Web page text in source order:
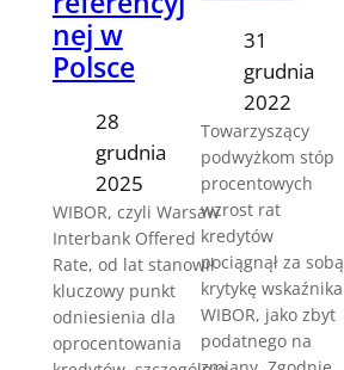
nej w
Polsce
28
grudnia
2025
WIBOR, czyli Warsaw
Interbank Offered
Rate, od lat stanowił
kluczowy punkt
odniesienia dla
oprocentowania
31
grudnia
2022
Towarzyszący
podwyżkom stóp
procentowych
wzrost rat
kredytów
pociągnął za sobą
krytykę wskaźnika
WIBOR, jako zbyt
podatnego na